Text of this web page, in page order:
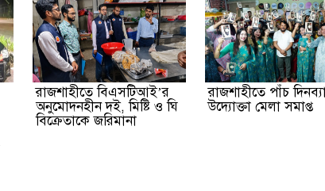
রাজশাহীতে বিএসটিআই’র
অনুমোদনহীন দই, মিষ্টি ও ঘি
বিক্রেতাকে জরিমানা
রাজশাহীতে পাঁচ
উদ্যোক্তা মেলা সমাপ্ত